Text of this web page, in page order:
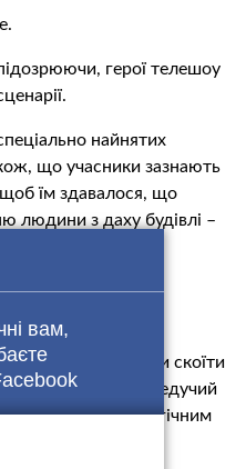
вам,
герої телешоу
найнятих
що учасники зазнають
щоб їм здавалося, що
людини з даху будівлі –
творці телешоу
смертей.
чи можемо ми скоїти
– пояснює ведучий
себе «психологічним